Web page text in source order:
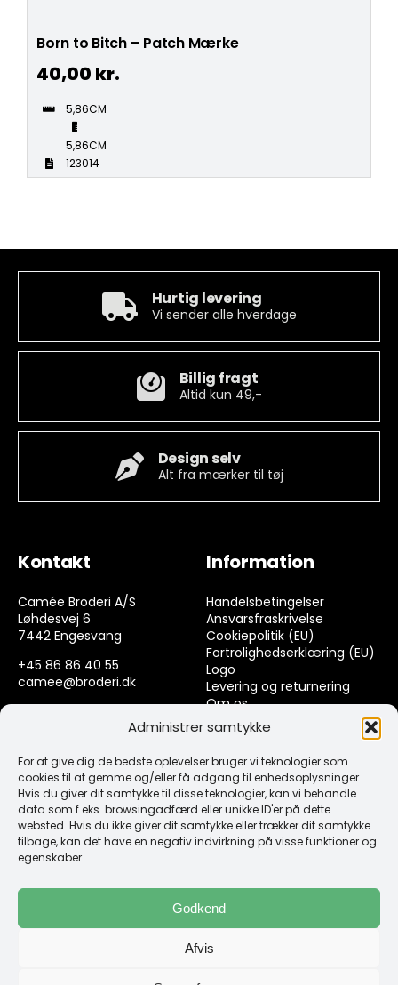
Administrer samtykke
For at give dig de bedste oplevelser bruger vi teknologier som
cookies til at gemme og/eller få adgang til enhedsoplysninger.
Hvis du giver dit samtykke til disse teknologier, kan vi behandle
data som f.eks. browsingadfærd eller unikke ID'er på dette
websted. Hvis du ikke giver dit samtykke eller trækker dit samtykke
tilbage, kan det have en negativ indvirkning på visse funktioner og
egenskaber.
Godkend
Afvis
Born to Bitch – Patch Mærke
40,00 kr.
5,86CM
5,86CM
123014
Hurtig levering
Vi sender alle hverdage
Billig fragt
Altid kun 49,-
Design selv
Alt fra mærker til tøj
Kontakt
Camée Broderi A/S
Løhdesvej 6
7442 Engesvang
+45 86 86 40 55
camee@broderi.dk
Information
Handelsbetingelser
Ansvarsfraskrivelse
Cookiepolitik (EU)
Fortrolighedserklæring (EU)
Logo
Levering og returnering
Om os
Kontakt
Links
Spørgsmål & Svar
Tråd
Design selv guide
Konto
Log ind